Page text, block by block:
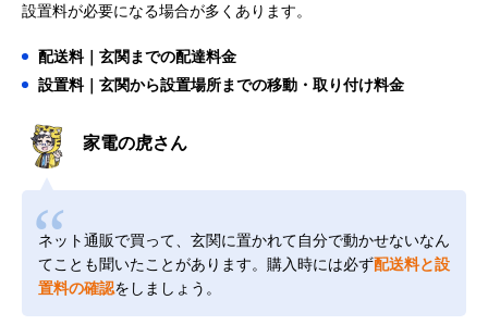
設置料が必要になる場合が多くあります。
配送料｜玄関までの配達料金
設置料｜玄関から設置場所までの移動・取り付け料金
家電の虎さん
ネット通販で買って、玄関に置かれて自分で動かせないなん
てことも聞いたことがあります。購入時には必ず配送料と設
置料の確認をしましょう。